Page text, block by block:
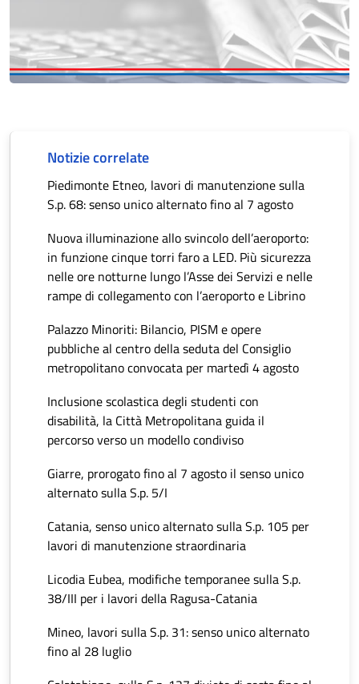
Notizie correlate
Piedimonte Etneo, lavori di manutenzione sulla
S.p. 68: senso unico alternato fino al 7 agosto
Nuova illuminazione allo svincolo dell’aeroporto:
in funzione cinque torri faro a LED. Più sicurezza
nelle ore notturne lungo l’Asse dei Servizi e nelle
rampe di collegamento con l’aeroporto e Librino
Palazzo Minoriti: Bilancio, PISM e opere
pubbliche al centro della seduta del Consiglio
metropolitano convocata per martedì 4 agosto
Inclusione scolastica degli studenti con
disabilità, la Città Metropolitana guida il
percorso verso un modello condiviso
Giarre, prorogato fino al 7 agosto il senso unico
alternato sulla S.p. 5/I
Catania, senso unico alternato sulla S.p. 105 per
lavori di manutenzione straordinaria
Licodia Eubea, modifiche temporanee sulla S.p.
38/III per i lavori della Ragusa-Catania
Mineo, lavori sulla S.p. 31: senso unico alternato
fino al 28 luglio